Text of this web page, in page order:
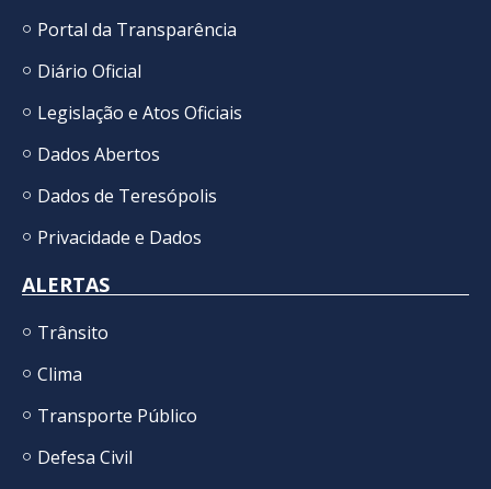
Portal da Transparência
Diário Oficial
Legislação e Atos Oficiais
Dados Abertos
Dados de Teresópolis
Privacidade e Dados
ALERTAS
Trânsito
Clima
Transporte Público
Defesa Civil